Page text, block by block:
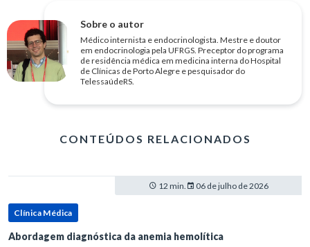
Sobre o autor
Médico internista e endocrinologista. Mestre e doutor
em endocrinologia pela UFRGS. Preceptor do programa
de residência médica em medicina interna do Hospital
de Clínicas de Porto Alegre e pesquisador do
TelessaúdeRS.
CONTEÚDOS RELACIONADOS
12 min. 06 de julho de 2026
Clínica Médica
Abordagem diagnóstica da anemia hemolítica